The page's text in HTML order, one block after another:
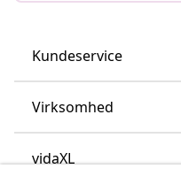
Kundeservice
Virksomhed
vidaXL